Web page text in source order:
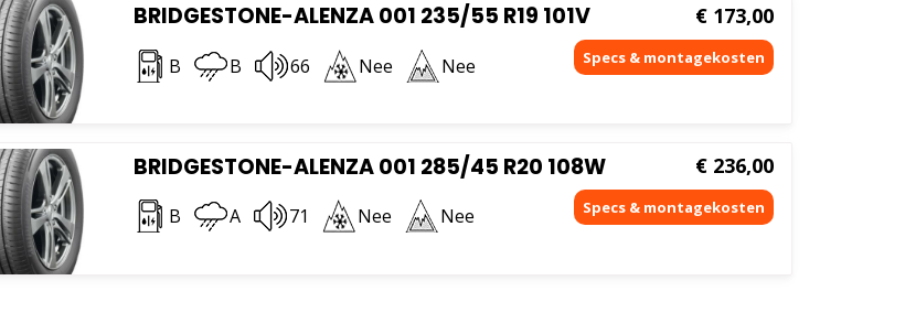
BRIDGESTONE-ALENZA 001 235/55 R19 101V
B B 66 Nee Nee
€ 173,00
BRIDGESTONE-ALENZA 001 285/45 R20 108W
B A 71 Nee Nee
€ 236,00